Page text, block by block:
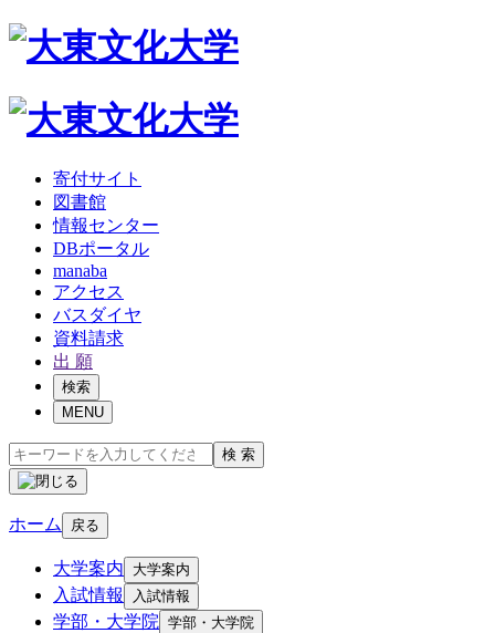
寄付サイト
図書館
情報センター
DBポータル
manaba
アクセス
バスダイヤ
資料請求
出 願
検索
MENU
検 索
ホーム 戻る
大学案内 大学案内
入試情報 入試情報
学部・大学院 学部・大学院